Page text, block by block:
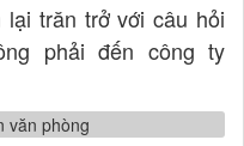
trăn trở với câu hỏi
phải đến công ty